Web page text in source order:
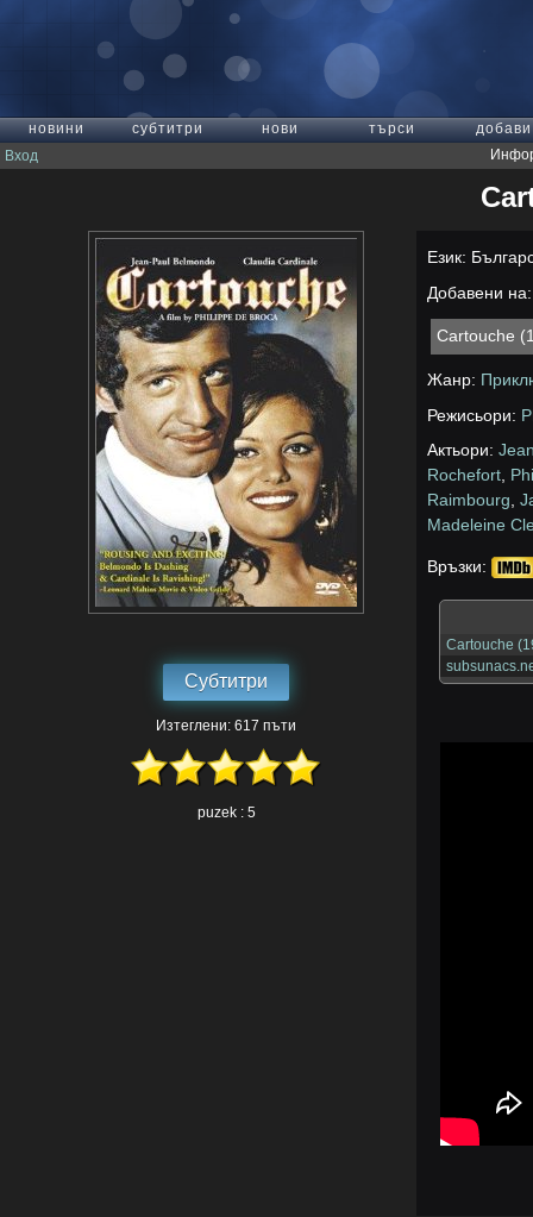
новини субтитри нови търси
добави
Вход
Субтитри
Изтеглени: 617 пъти
puzek : 5
Език:
Добавени
Cartouche
Жанр:
Режисьори:
Актьори:
Rochefort,
Raimbourg,
Madeleine
Връзки:
Cartouche